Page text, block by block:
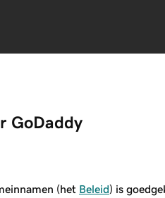
GoDaddy
(het Beleid) is